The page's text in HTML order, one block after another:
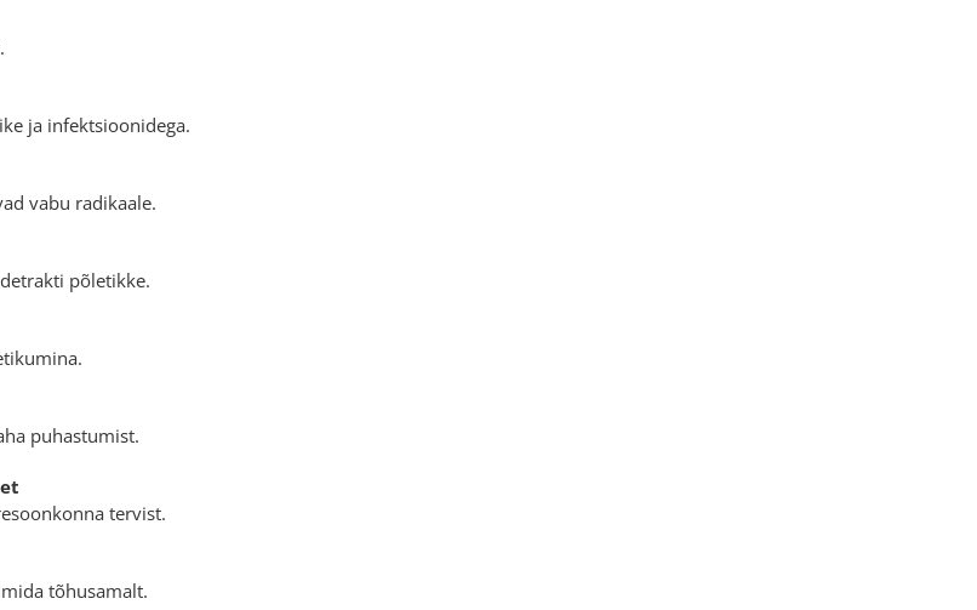
ja infektsioonidega.
vabu radikaale.
põletikke.
puhastumist.
tervist.
tõhusamalt.